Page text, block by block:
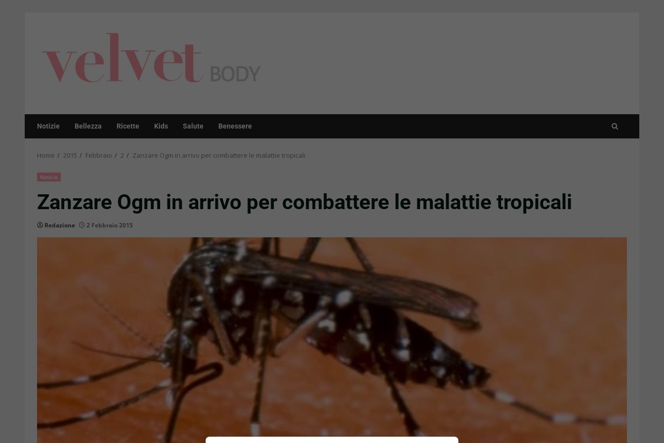
Notizie Bellezza Ricette Kids Salute Benessere
Home 2015 Febbraio 2 Zanzare Ogm in arrivo per combattere le malattie tropicali
Notizie
Zanzare Ogm in arrivo per combattere le malattie tropicali
Redazione 2 Febbraio 2015